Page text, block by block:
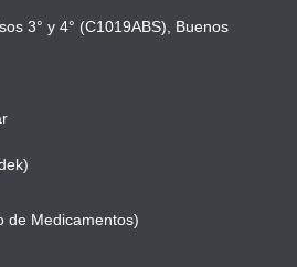
3° y 4° (C1019ABS), Buenos
de Medicamentos)